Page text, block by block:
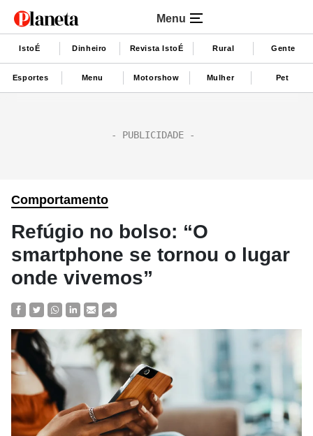
Menu
IstoÉ Dinheiro Revista IstoÉ Rural Gente
Esportes Menu Motorshow Mulher Pet
Comportamento
Refúgio no bolso: “O
smartphone se tornou o lugar
onde vivemos”